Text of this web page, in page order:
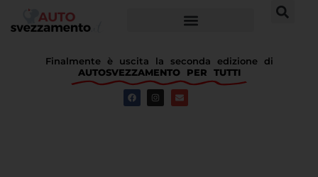
Finalmente è uscita la seconda edizione di
AUTOSVEZZAMENTO PER TUTTI